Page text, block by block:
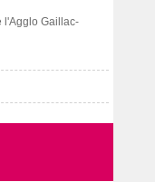
l'Agglo Gaillac-